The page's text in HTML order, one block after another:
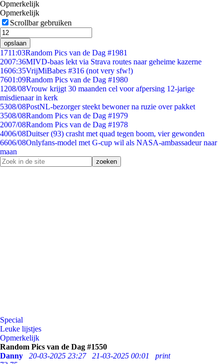
Opmerkelijk
Opmerkelijk
Scrollbar gebruiken
opslaan
1711:03Random Pics van de Dag #1981
2007:36MIVD-baas lekt via Strava routes naar geheime kazerne
1606:35VrijMiBabes #316 (not very sfw!)
7601:09Random Pics van de Dag #1980
1208/08Vrouw krijgt 30 maanden cel voor afpersing 12-jarige
misdienaar in kerk
5308/08PostNL-bezorger steekt bewoner na ruzie over pakket
3508/08Random Pics van de Dag #1979
2007/08Random Pics van de Dag #1978
4006/08Duitser (93) crasht met quad tegen boom, vier gewonden
6606/08Onlyfans-model met G-cup wil als NASA-ambassadeur naar
maan
Special
Leuke lijstjes
Opmerkelijk
Random Pics van de Dag #1550
Danny
20-03-2025 23:27 21-03-2025 00:01
print